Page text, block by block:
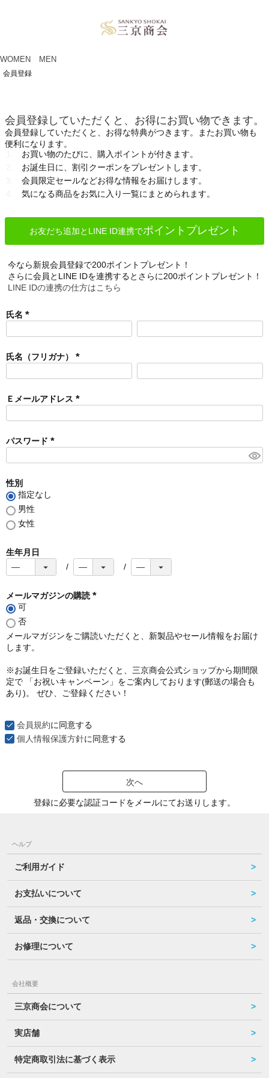
WOMEN MEN
会員登録
会員登録していただくと、お得にお買い物できます。
会員登録していただくと、お得な特典がつきます。またお買い物も
便利になります。
お買い物のたびに、購入ポイントが付きます。
お誕生日に、割引クーポンをプレゼントします。
会員限定セールなどお得な情報をお届けします。
気になる商品をお気に入り一覧にまとめられます。
お友だち追加とLINE ID連携でポイントプレゼント
今なら新規会員登録で200ポイントプレゼント！
さらに会員とLINE IDを連携するとさらに200ポイントプレゼント！
LINE IDの連携の仕方はこちら
氏名
必
氏名（フリガナ）
必
Ｅメールアドレス
必
パスワード
必
性別
指定なし
男性
女性
生年月日
メールマガジンの購読
須
)
可
否
メールマガジンをご購読いただくと、新製品やセール情報をお届け
します。
※お誕生日をご登録いただくと、三京商会公式ショップから期間限
定で 「お祝いキャンペーン」をご案内しております(郵送の場合も
あり)。 ぜひ、ご登録ください！
会員規約に同意する
個人情報保護方針に同意する
次へ
登録に必要な認証コードをメールにてお送りします。
ヘルプ
ご利用ガイド
お支払いについて
返品・交換について
お修理について
会社概要
三京商会について
実店舗
特定商取引法に基づく表示